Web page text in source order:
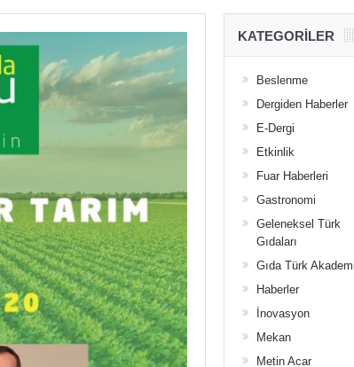
KATEGORILER
Beslenme
Dergiden Haberler
E-Dergi
Etkinlik
Fuar Haberleri
Gastronomi
Geleneksel Türk
Gıdaları
Gıda Türk Akademi
Haberler
İnovasyon
Mekan
Metin Acar